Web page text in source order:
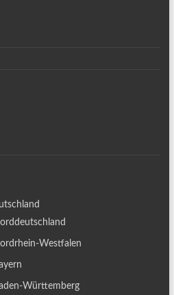
Westfalen
Württemberg